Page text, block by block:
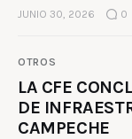
JUNIO 30, 2026 0
OTROS
LA CFE
DE
CAMPECHE